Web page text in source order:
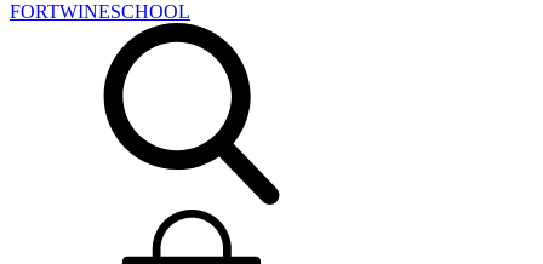
FORTWINESCHOOL